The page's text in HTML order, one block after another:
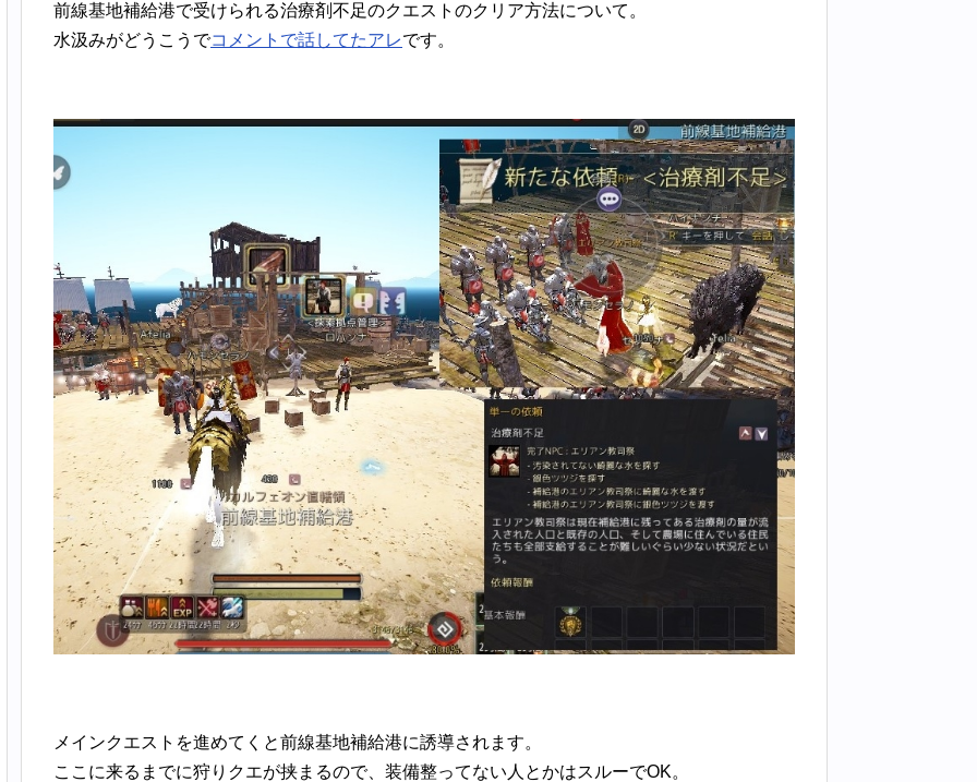
前線基地補給港で受けられる治療剤不足のクエストのクリア方法について。
水汲みがどうこうでコメントで話してたアレです。
メインクエストを進めてくと前線基地補給港に誘導されます。
ここに来るまでに狩りクエが挟まるので、装備整ってない人とかはスルーでOK。